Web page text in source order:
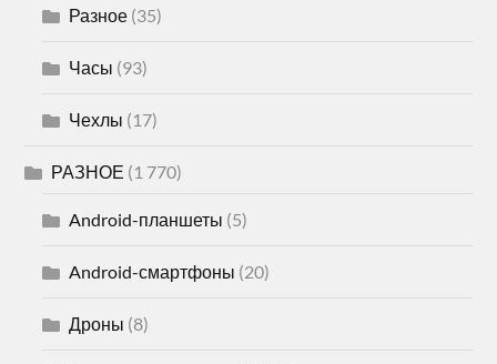
Разное (35)
Часы (93)
Чехлы (17)
РАЗНОЕ (1 770)
Android-планшеты (5)
Android-смартфоны (20)
Дроны (8)